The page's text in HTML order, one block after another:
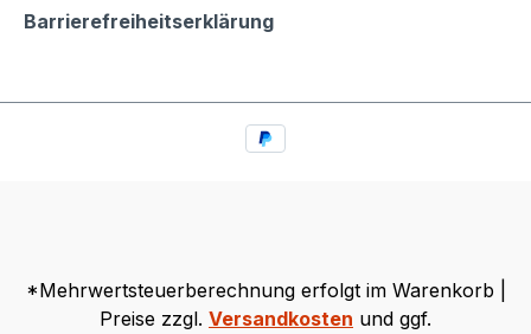
Barrierefreiheitserklärung
*Mehrwertsteuerberechnung erfolgt im Warenkorb |
Preise zzgl. Versandkosten und ggf.